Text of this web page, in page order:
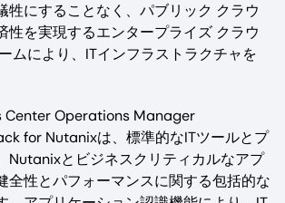
牲にすることなく、パブリック クラウ
性を実現するエンタープライズ クラウ
ムにより、ITインフラストラクチャを
Center Operations Manager
for Nutanixは、標準的なITツールとプ
Nutanixとビジネスクリティカルなアプ
全性とパフォーマンスに関する包括的な